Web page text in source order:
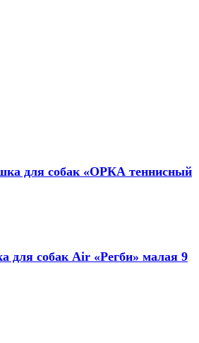
для собак «ОРКА теннисный
для собак Air «Регби» малая 9